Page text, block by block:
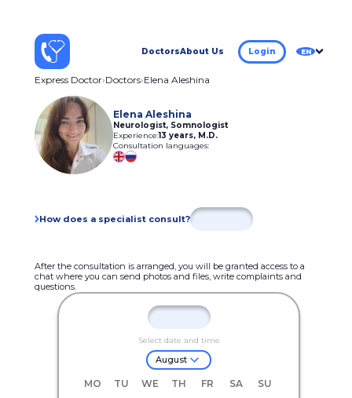
DoctorsAbout Us Login EN
Express Doctor Doctors Elena Aleshina
Elena Aleshina
Neurologist, Somnologist
Experience:13 years, M.D.
Consultation languages:
How does a specialist consult?
After the consultation is arranged, you will be granted access to a
chat where you can send photos and files, write complaints and
questions.
Select date and time
August
MO TU WE TH FR SA
SU